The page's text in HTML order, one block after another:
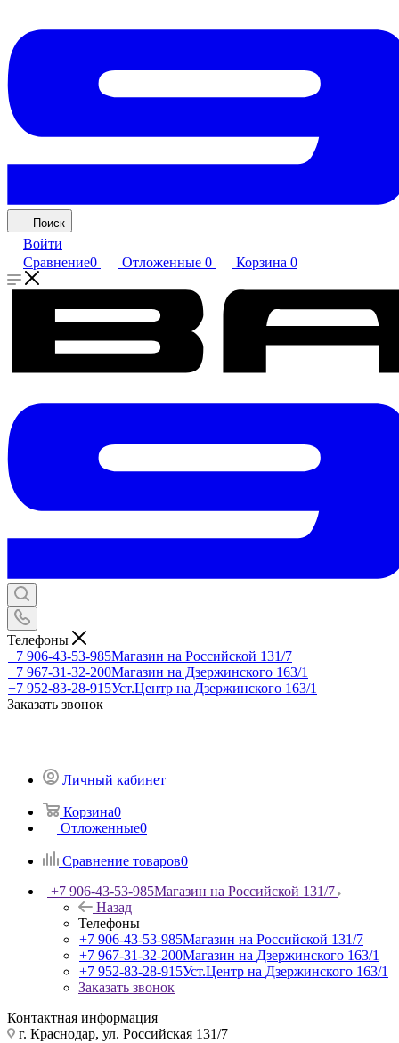
Поиск
Войти
Сравнение0 Отложенные 0 Корзина 0
Телефоны
+7 906-43-53-985Магазин на Российской 131/7
+7 967-31-32-200Магазин на Дзержинского 163/1
+7 952-83-28-915Уст.Центр на Дзержинского 163/1
Заказать звонок
Личный кабинет
Корзина0
Отложенные0
Сравнение товаров0
+7 906-43-53-985Магазин на Российской 131/7
Назад
Телефоны
+7 906-43-53-985Магазин на Российской 131/7
+7 967-31-32-200Магазин на Дзержинского 163/1
+7 952-83-28-915Уст.Центр на Дзержинского 163/1
Заказать звонок
Контактная информация
г. Краснодар, ул. Российская 131/7